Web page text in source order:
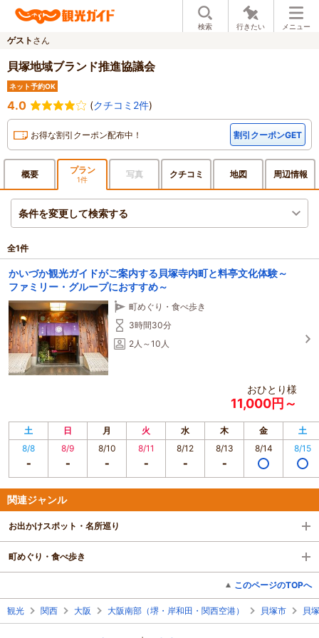
検索 行きたい メニュー
ゲスト さん
貝塚地域ブランド推進協議会
ネット予約OK
4.0 (クチコミ2件)
お得な割引クーポン配布中！ 割引クーポンGET
概要 プラン
1件 写真 クチコミ 地図 周辺情報
条件を変更して検索する
全1件
かいづか観光ガイドがご案内する貝塚寺内町と料亭文化体験～
ファミリー・グループにおすすめ～
町めぐり・食べ歩き
3時間30分
2人～10人
おひとり様
11,000円～
土 日 月 火 水 木 金
土
8/8
8/9 8/10 8/11 8/12 8/13 8/14 8/15
関連ジャンル
お出かけスポット・名所巡り
町めぐり・食べ歩き
このページのTOPへ
観光 関西 大阪 大阪南部（堺・岸和田・関西空港） 貝塚市 貝